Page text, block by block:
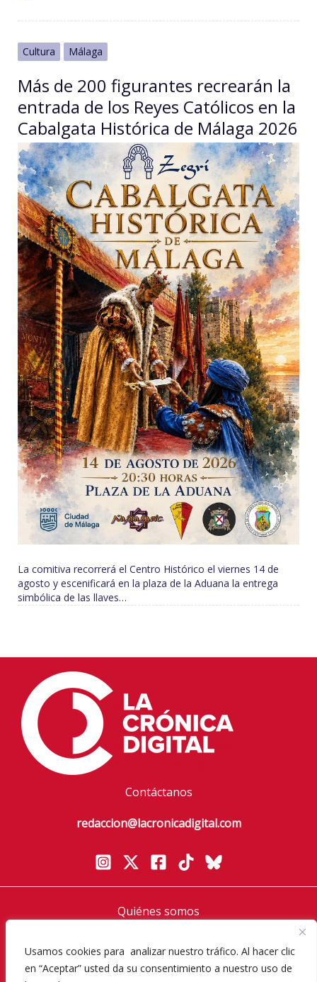
Usamos cookies para analizar nuestro tráfico. Al hacer clic
en “Aceptar” usted da su consentimiento a nuestro uso de
Cultura Málaga
Más de 200 figurantes recrearán la
entrada de los Reyes Católicos en la
Cabalgata Histórica de Málaga 2026
La comitiva recorrerá el Centro Histórico el viernes 14 de
agosto y escenificará en la plaza de la Aduana la entrega
simbólica de las llaves…
Contáctanos
redaccion@lacronicadigital.com
Quiénes somos
Aviso Legal
Política de cookies